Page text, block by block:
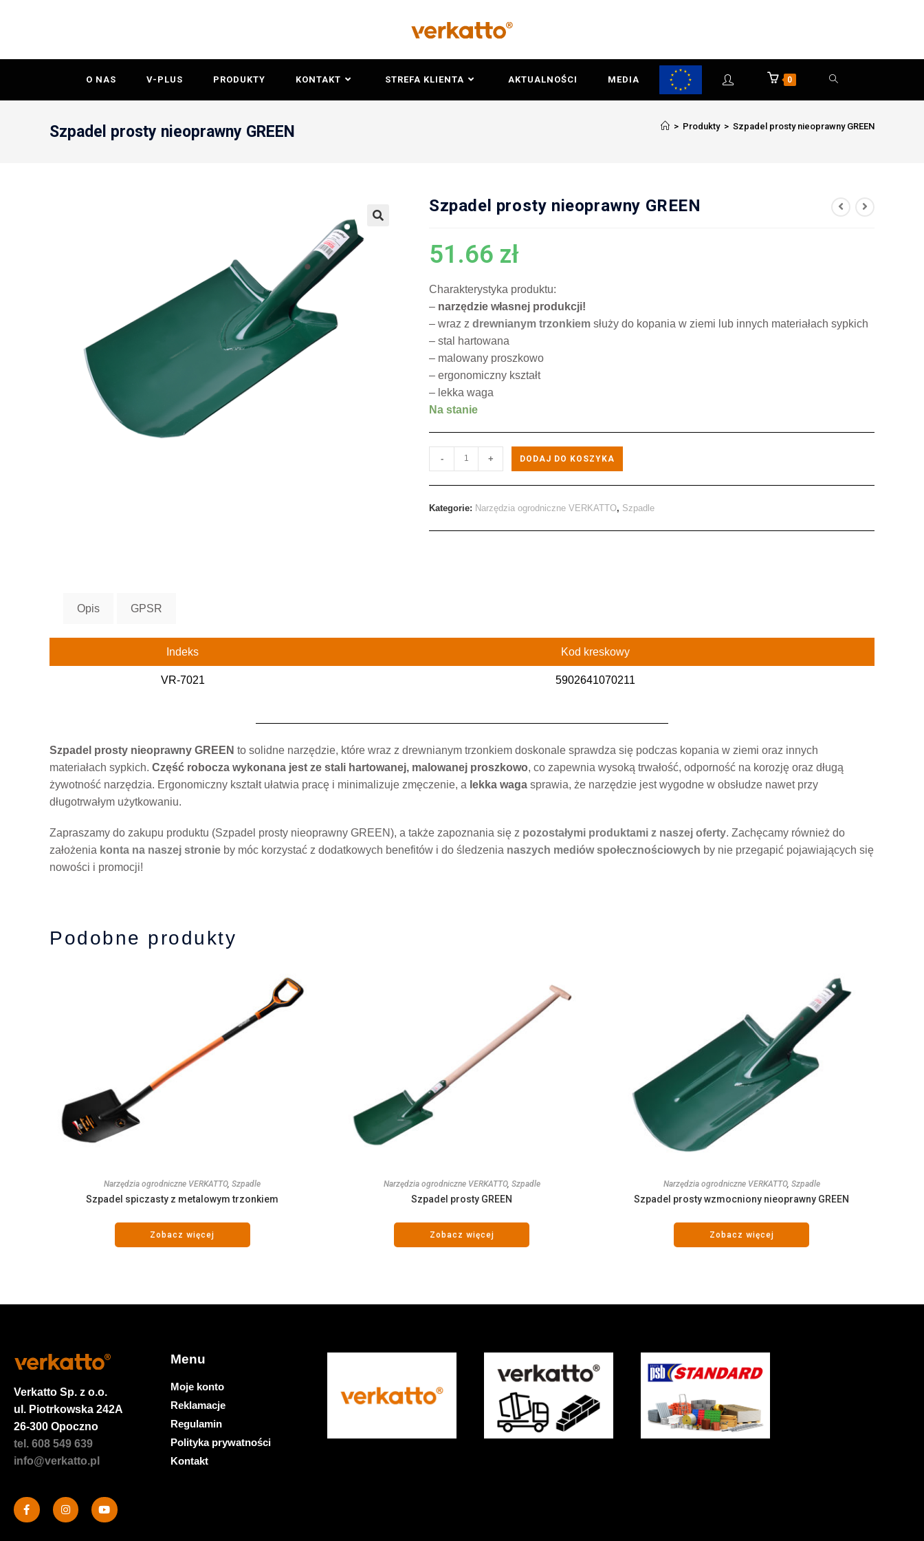
O NAS V-PLUS PRODUKTY KONTAKT STREFA KLIENTA AKTUALNOŚCI MEDIA 0
Szpadel prosty nieoprawny GREEN > Produkty > Szpadel prosty nieoprawny GREEN
Szpadel prosty nieoprawny GREEN
51.66 zł
Charakterystyka produktu:
– narzędzie własnej produkcji!
– wraz z drewnianym trzonkiem służy do kopania w ziemi lub innych materiałach sypkich
– stal hartowana
– malowany proszkowo
– ergonomiczny kształt
– lekka waga
Na stanie
- + DODAJ DO KOSZYKA
Kategorie: Narzędzia ogrodniczne VERKATTO, Szpadle
Opis GPSR
Indeks Kod kreskowy
VR-7021 5902641070211
Szpadel prosty nieoprawny GREEN to solidne narzędzie, które wraz z drewnianym trzonkiem doskonale sprawdza się podczas kopania w ziemi oraz innych
materiałach sypkich. Część robocza wykonana jest ze stali hartowanej, malowanej proszkowo, co zapewnia wysoką trwałość, odporność na korozję oraz długą
żywotność narzędzia. Ergonomiczny kształt ułatwia pracę i minimalizuje zmęczenie, a lekka waga sprawia, że narzędzie jest wygodne w obsłudze nawet przy
długotrwałym użytkowaniu.
Zapraszamy do zakupu produktu (Szpadel prosty nieoprawny GREEN), a także zapoznania się z pozostałymi produktami z naszej oferty. Zachęcamy również do
założenia konta na naszej stronie by móc korzystać z dodatkowych benefitów i do śledzenia naszych mediów społecznościowych by nie przegapić pojawiających się
nowości i promocji!
Podobne produkty
Narzędzia ogrodniczne VERKATTO,Szpadle
Szpadel spiczasty z metalowym trzonkiem
Zobacz więcej
Narzędzia ogrodniczne VERKATTO, Szpadle
Szpadel prosty GREEN
Zobacz więcej
Narzędzia ogrodniczne VERKATTO, Szpadle
Szpadel prosty wzmocniony nieoprawny GREEN
Zobacz więcej
Verkatto Sp. z o.o.
ul. Piotrkowska 242A
26-300 Opoczno
tel. 608 549 639
info@verkatto.pl
Menu
Moje konto
Reklamacje
Regulamin
Polityka prywatności
Kontakt